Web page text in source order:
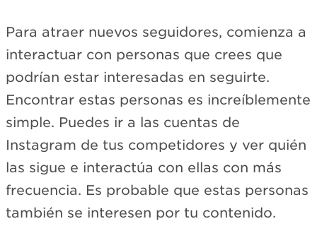
Para atraer nuevos seguidores, comienza a
interactuar con personas que crees que
podrían estar interesadas en seguirte.
Encontrar estas personas es increíblemente
simple. Puedes ir a las cuentas de
Instagram de tus competidores y ver quién
las sigue e interactúa con ellas con más
frecuencia. Es probable que estas personas
también se interesen por tu contenido.